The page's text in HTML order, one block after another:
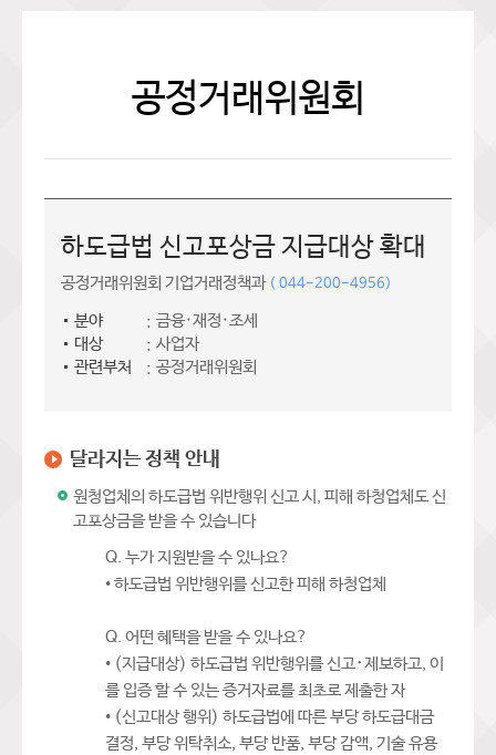
공정거래위원회
하도급법 신고포상금 지급대상 확대
공정거래위원회 기업거래정책과 ( 044-200-4956)
분야
금융·재정·조세
대상
사업자
관련부처
공정거래위원회
달라지는 정책 안내
원청업체의 하도급법 위반행위 신고 시, 피해 하청업체도 신
고포상금을 받을 수 있습니다
Q. 누가 지원받을 수 있나요?
• 하도급법 위반행위를 신고한 피해 하청업체
Q. 어떤 혜택을 받을 수 있나요?
• (지급대상) 하도급법 위반행위를 신고･제보하고, 이
를 입증 할 수 있는 증거자료를 최초로 제출한 자
• (신고대상 행위) 하도급법에 따른 부당 하도급대금
결정, 부당 위탁취소, 부당 반품, 부당 감액, 기술 유용